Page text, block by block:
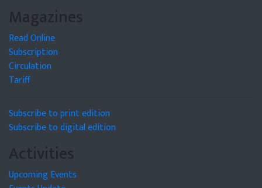
Magazines
Read Online
Subscription
Circulation
Tariff
Subscribe to print edition
Subscribe to digital edition
Activities
Upcoming Events